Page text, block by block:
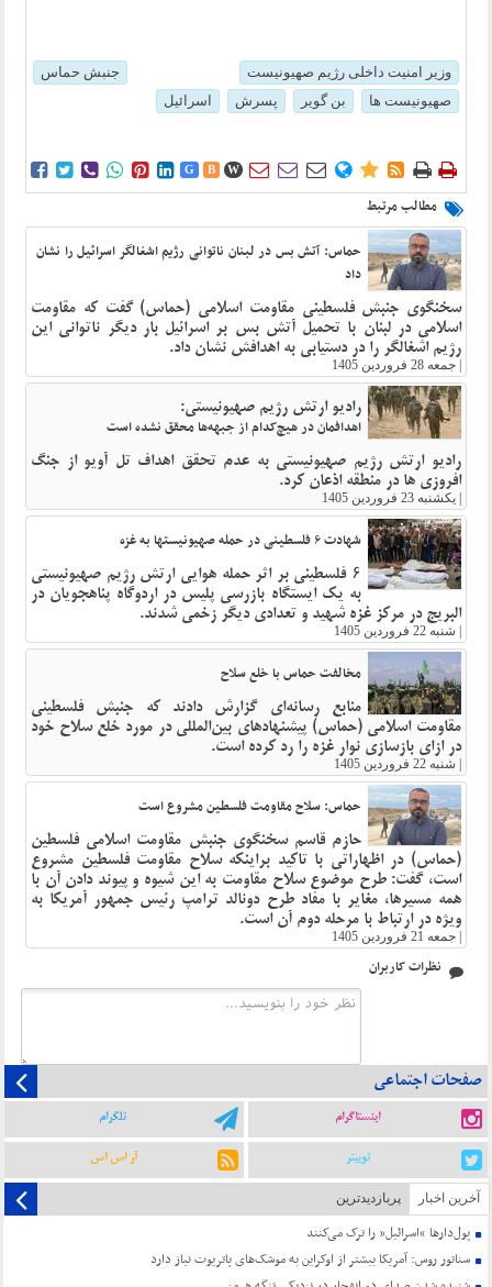
وزیر امنیت داخلی رژیم صهیونیست
جنبش حماس
صهیونیست ها
بن گویر پسرش اسرائیل
      G B W        
مطالب مرتبط
حماس: آتش بس در لبنان ناتوانی رژیم اشغالگر اسرائیل را نشان
داد
سخنگوی جنبش فلسطینی مقاومت اسلامی (حماس) گفت که مقاومت
اسلامی در لبنان با تحمیل آتش بس بر اسرائیل بار دیگر ناتوانی این
رژیم اشغالگر را در دستیابی به اهدافش نشان داد.
جمعه 28 فروردین 1405
رادیو ارتش رژیم صهیونیستی:
اهدافمان در هیچ‌کدام از جبهه‌ها محقق نشده است
رادیو ارتش رژیم صهیونیستی به عدم تحقق اهداف تل آویو از جنگ
افروزی ها در منطقه اذعان کرد.
یکشنبه 23 فروردین 1405
شهادت ۶ فلسطینی در حمله صهیونیستها به غزه
۶ فلسطینی بر اثر حمله هوایی ارتش رژیم صهیونیستی
به یک ایستگاه بازرسی پلیس در اردوگاه پناهجویان در
البریج در مرکز غزه شهید و تعدادی دیگر زخمی شدند.
شنبه 22 فروردین 1405
مخالفت حماس با خلع سلاح
منابع رسانه‌ای گزارش دادند که جنبش فلسطینی
مقاومت اسلامی (حماس) پیشنهادهای بین‌المللی در مورد خلع سلاح خود
در ازای بازسازی نوار غزه را رد کرده است.
شنبه 22 فروردین 1405
حماس: سلاح مقاومت فلسطین مشروع است
حازم قاسم سخنگوی جنبش مقاومت اسلامی فلسطین
(حماس) در اظهاراتی با تاکید براینکه سلاح مقاومت فلسطین مشروع
است، گفت: طرح موضوع سلاح مقاومت به این شیوه و پیوند دادن آن با
همه مسیرها، مغایر با مفاد طرح دونالد ترامپ رئیس‌ جمهور آمریکا به‌
ویژه در ارتباط با مرحله دوم آن است.
جمعه 21 فروردین 1405
نظرات کاربران
صفحات اجتماعی
اینستاگرام تلگرام
توییتر آر اس اس
آخرین اخبار پربازدیدترین
پول‌دارها “اسرائیل” را ترک می‌کنند
سناتور روس: آمریکا بیشتر از اوکراین به موشک‌های پاتریوت نیاز دارد